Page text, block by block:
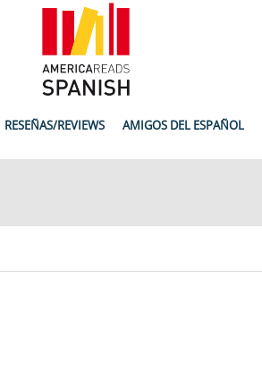
RESEÑAS/REVIEWS AMIGOS DEL ESPAÑOL